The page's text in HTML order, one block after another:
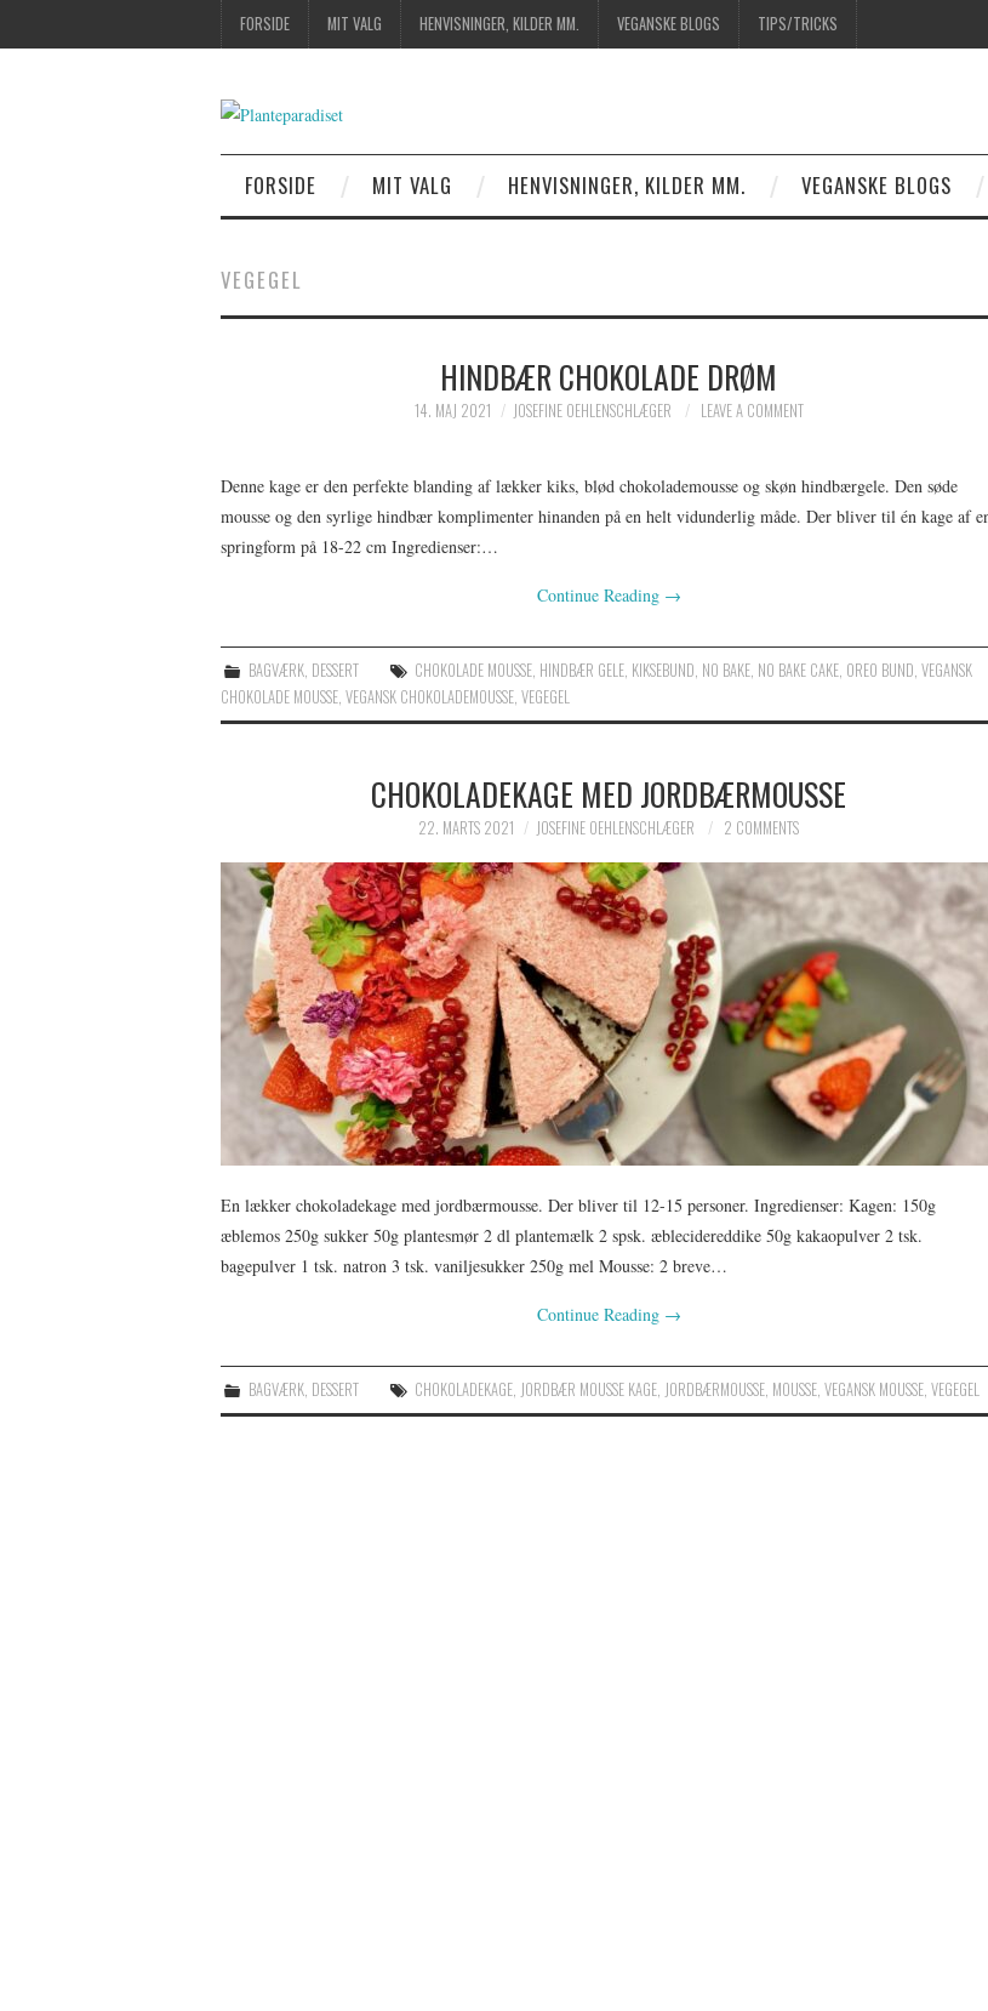
FORSIDE MIT VALG HENVISNINGER, KILDER MM. VEGANSKE BLOGS TIPS/TRICKS
FORSIDE MIT VALG HENVISNINGER, KILDER MM. VEGANSKE BLOGS
VEGEGEL
HINDBÆR CHOKOLADE DRØM
14. MAJ 2021 JOSEFINE OEHLENSCHLÆGER LEAVE A COMMENT
Denne kage er den perfekte blanding af lækker kiks, blød chokolademousse og skøn hindbærgele. Den søde
mousse og den syrlige hindbær komplimenter hinanden på en helt vidunderlig måde. Der bliver til én kage af
springform på 18-22 cm Ingredienser:…
Continue Reading →
BAGVÆRK, DESSERT CHOKOLADE MOUSSE, HINDBÆR GELE, KIKSEBUND, NO BAKE, NO BAKE CAKE, OREO BUND,VEGANSK
CHOKOLADE MOUSSE, VEGANSK CHOKOLADEMOUSSE, VEGEGEL
CHOKOLADEKAGE MED JORDBÆRMOUSSE
22. MARTS 2021 JOSEFINE OEHLENSCHLÆGER 2 COMMENTS
En lækker chokoladekage med jordbærmousse. Der bliver til 12-15 personer. Ingredienser: Kagen: 150g
æblemos 250g sukker 50g plantesmør 2 dl plantemælk 2 spsk. æblecidereddike 50g kakaopulver 2 tsk.
bagepulver 1 tsk. natron 3 tsk. vaniljesukker 250g mel Mousse: 2 breve…
Continue Reading →
BAGVÆRK, DESSERT CHOKOLADEKAGE, JORDBÆR MOUSSE KAGE, JORDBÆRMOUSSE, MOUSSE,VEGANSK MOUSSE,VEGEGEL